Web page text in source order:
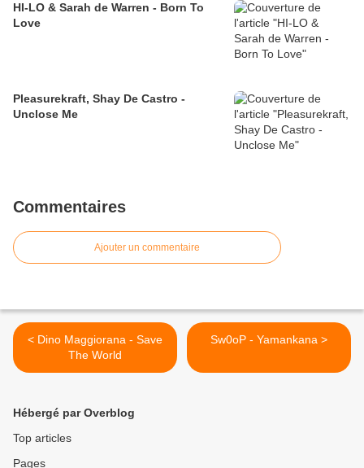
HI-LO & Sarah de Warren - Born To
Love
Pleasurekraft, Shay De Castro -
Unclose Me
Commentaires
Ajouter un commentaire
< Dino Maggiorana - Save
The World
Sw0oP - Yamankana >
Hébergé par Overblog
Top articles
Pages